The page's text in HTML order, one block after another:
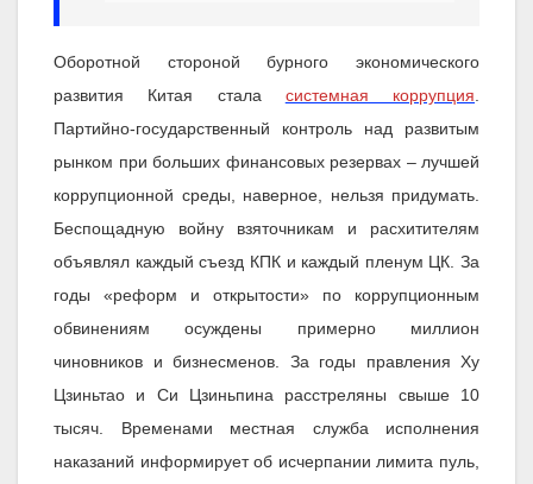
Оборотной стороной бурного экономического
развития Китая стала системная коррупция
Партийно-государственный контроль над развитым
рынком при больших финансовых резервах – лучшей
коррупционной среды, наверное, нельзя придумать.
Беспощадную войну взяточникам и расхитителям
объявлял каждый съезд КПК и каждый пленум ЦК. За
годы «реформ и открытости» по коррупционным
обвинениям осуждены примерно миллион
чиновников и бизнесменов. За годы правления Ху
Цзиньтао и Си Цзиньпина расстреляны свыше 10
тысяч. Временами местная служба исполнения
наказаний информирует об исчерпании лимита пуль,